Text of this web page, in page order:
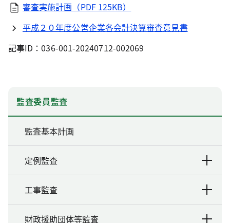
審査実施計画（PDF 125KB）
平成２０年度公営企業各会計決算審査意見書
記事ID：036-001-20240712-002069
監査委員監査
監査基本計画
定例監査
工事監査
財政援助団体等監査